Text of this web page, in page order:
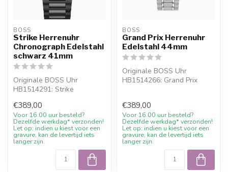
BOSS
Strike Herrenuhr
Chronograph Edelstahl
schwarz 41mm
Originale BOSS Uhr
HB1514291: Strike
Edelstahl schwarz 41m...
€389,00
Voor 16.00 uur besteld?
Dezelfde werkdag* verzonden!
Let op: indien u kiest voor een
gravure, kan de levertijd iets
langer zijn.
BOSS
Grand Prix Herrenuhr
Edelstahl 44mm
Originale BOSS Uhr
HB1514266: Grand Prix
€389,00
Voor 16.00 uur besteld?
Dezelfde werkdag* verzonden!
Let op: indien u kiest voor een
gravure, kan de levertijd iets
langer zijn.